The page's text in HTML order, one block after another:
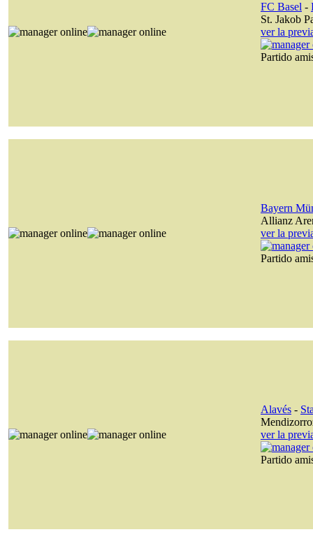
FC Basel -
St. Jakob
ver la
Partido
Bayern
Allianz
ver la
Partido
Alavés -
ver la
Partido